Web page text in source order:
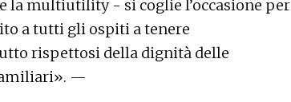
la multiutility - si coglie l’occasione per
a tutti gli ospiti a tenere
rispettosi della dignità delle
—